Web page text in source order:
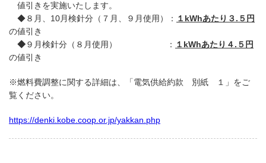
値引きを実施いたします。
◆８月、10月検針分（７月、９月使用）： １kWhあたり３.５円
の値引き
◆９月検針分（８月使用） ： １kWhあたり４.５円
の値引き
※燃料費調整に関する詳細は、「電気供給約款 別紙 １」をご
覧ください。
https://denki.kobe.coop.or.jp/yakkan.php